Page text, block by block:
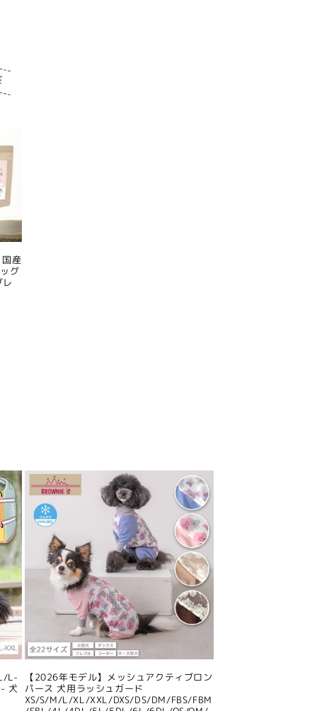
産
グ
L-
犬
【2026年モデル】メッシュアクティブロン
パース 犬用ラッシュガード
XS/S/M/L/XL/XXL/DXS/DS/DM/FBS/FBM